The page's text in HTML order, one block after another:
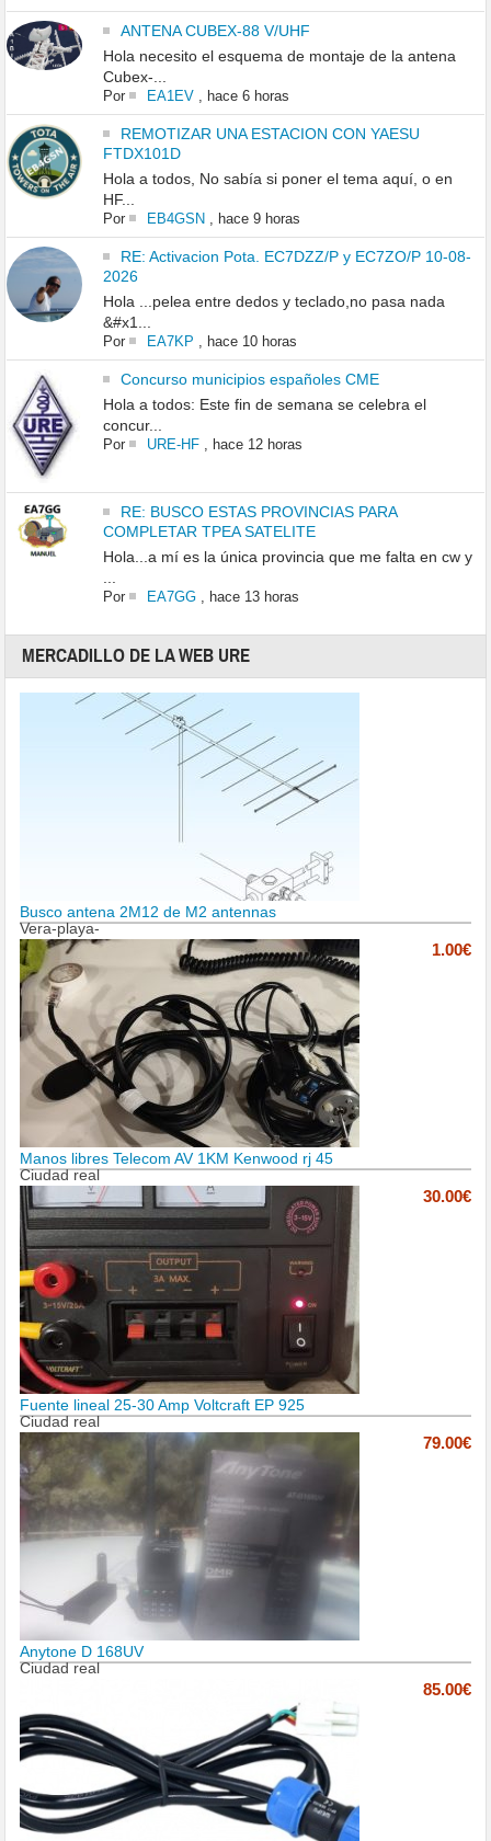
ANTENA CUBEX-88 V/UHF
Hola necesito el esquema de montaje de la antena
Cubex-...
Por EA1EV, hace 6 horas
REMOTIZAR UNA ESTACION CON YAESU
FTDX101D
Hola a todos, No sabía si poner el tema aquí, o en
HF...
Por EB4GSN, hace 9 horas
RE: Activacion Pota. EC7DZZ/P y EC7ZO/P 10-08-
2026
Hola ...pelea entre dedos y teclado,no pasa nada
&#x1...
Por EA7KP hace 10 horas
Concurso municipios españoles CME
Hola a todos: Este fin de semana se celebra el
concur...
Por URE-HF, hace 12 horas
RE: BUSCO ESTAS PROVINCIAS PARA
COMPLETAR TPEA SATELITE
Hola...a mí es la única provincia que me falta en cw y
Por EA7GG, hace 13 horas
MERCADILLO DE LA WEB URE
Busco antena 2M12 de M2 antennas
Vera-playa-
1.00€
Manos libres Telecom AV 1KM Kenwood rj 45
Ciudad real
30.00€
Fuente lineal 25-30 Amp Voltcraft EP 925
Ciudad real
79.00€
Anytone D 168UV
Ciudad real
85.00€